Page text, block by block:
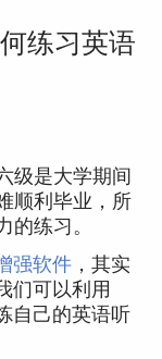
练习英语
级是大学期间
顺利毕业，所
的练习。
强软件，其实
们可以利用
自己的英语听